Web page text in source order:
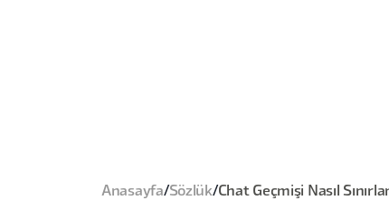
Anasayfa/Sözlük/Chat Geçmişi Nasıl